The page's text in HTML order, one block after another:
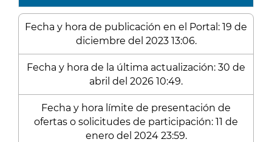
Fecha y hora de publicación en el Portal: 19 de
diciembre del 2023 13:06.
Fecha y hora de la última actualización: 30 de
abril del 2026 10:49.
Fecha y hora límite de presentación de
ofertas o solicitudes de participación: 11 de
enero del 2024 23:59.